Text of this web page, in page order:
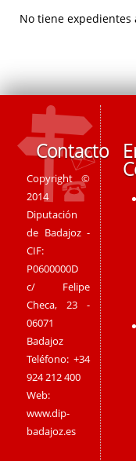
No tiene expedientes
Contacto
Copyright ©
2014
Diputación
de Badajoz -
CIF:
P0600000D
c/ Felipe
Checa, 23 -
06071
Badajoz
Teléfono: +34
924 212 400
Web:
www.dip-
badajoz.es
Entidades